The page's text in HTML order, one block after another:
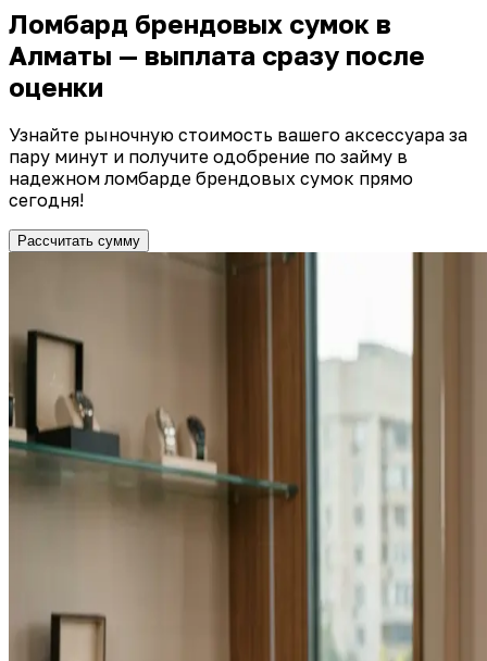
Ломбард брендовых сумок в
Алматы — выплата сразу после
оценки
Узнайте рыночную стоимость вашего аксессуара за
пару минут и получите одобрение по займу в
надежном ломбарде брендовых сумок прямо
сегодня!
Рассчитать сумму